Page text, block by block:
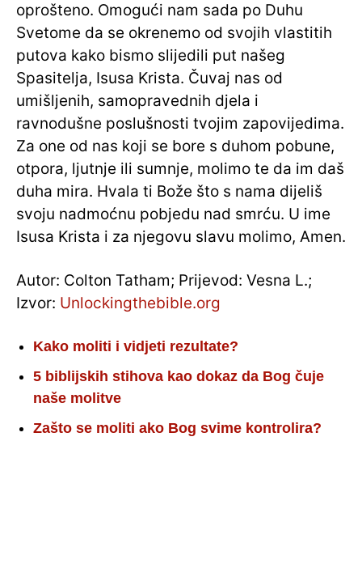
oprošteno. Omogući nam sada po Duhu
Svetome da se okrenemo od svojih vlastitih
putova kako bismo slijedili put našeg
Spasitelja, Isusa Krista. Čuvaj nas od
umišljenih, samopravednih djela i
ravnodušne poslušnosti tvojim zapovijedima.
Za one od nas koji se bore s duhom pobune,
otpora, ljutnje ili sumnje, molimo te da im daš
duha mira. Hvala ti Bože što s nama dijeliš
svoju nadmoćnu pobjedu nad smrću. U ime
Isusa Krista i za njegovu slavu molimo, Amen.
Autor: Colton Tatham; Prijevod: Vesna L.;
Izvor: Unlockingthebible.org
Kako moliti i vidjeti rezultate?
5 biblijskih stihova kao dokaz da Bog čuje
naše molitve
Zašto se moliti ako Bog svime kontrolira?